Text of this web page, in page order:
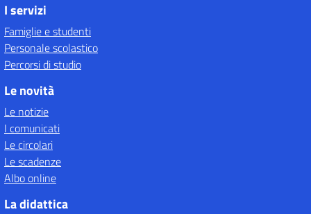
I servizi
Famiglie e studenti
Personale scolastico
Percorsi di studio
Le novità
Le notizie
I comunicati
Le circolari
Le scadenze
Albo online
La didattica